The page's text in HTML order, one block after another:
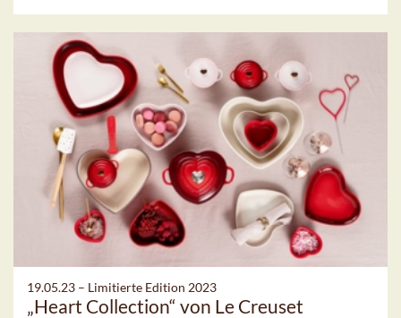
19.05.23 – Limitierte Edition 2023
„Heart Collection“ von Le Creuset